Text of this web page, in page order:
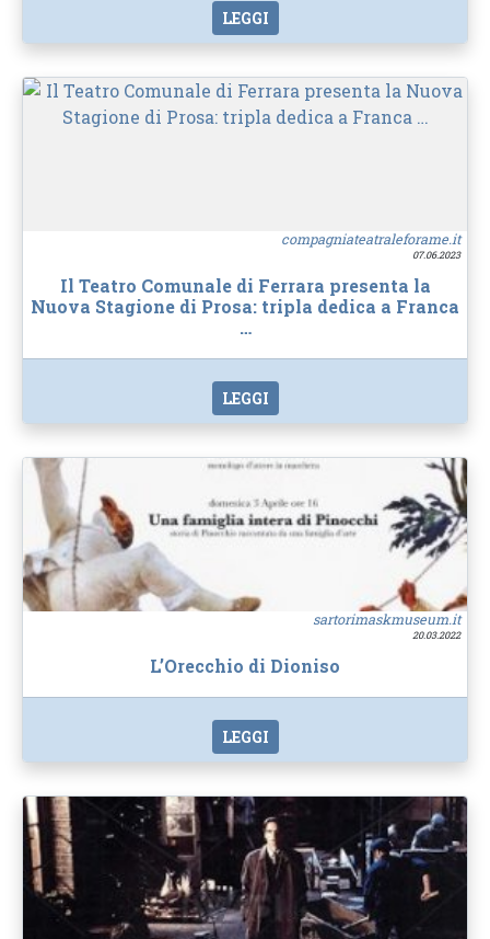
LEGGI
compagniateatraleforame.it
07.06.2023
Il Teatro Comunale di Ferrara presenta la
Nuova Stagione di Prosa: tripla dedica a Franca
…
LEGGI
sartorimaskmuseum.it
20.03.2022
L’Orecchio di Dioniso
LEGGI